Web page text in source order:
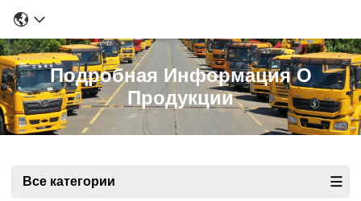
Подробная Информация О
Продукции
Все категории